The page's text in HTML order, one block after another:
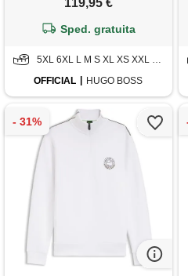
119,95 €
Sped. gratuita
5XL 6XL L M S XL XS XXL XXXL
OFFICIAL
HUGO BOSS